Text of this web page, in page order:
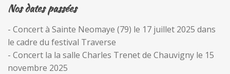
Nos dates passées
- Concert à Sainte Neomaye (79) le 17 juillet 2025 dans
le cadre du festival Traverse
- Concert la la salle Charles Trenet de Chauvigny le 15
novembre 2025